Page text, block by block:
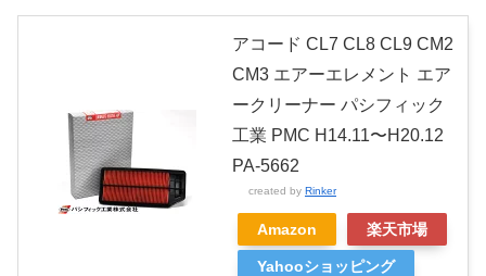
アコード CL7 CL8 CL9 CM2
CM3 エアーエレメント エア
ークリーナー パシフィック
工業 PMC H14.11〜H20.12
PA-5662
created by Rinker
Amazon 楽天市場
Yahooショッピング